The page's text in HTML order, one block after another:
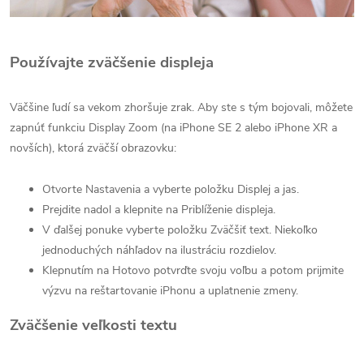
Používajte zväčšenie displeja
Väčšine ľudí sa vekom zhoršuje zrak. Aby ste s tým bojovali, môžete
zapnúť funkciu Display Zoom (na iPhone SE 2 alebo iPhone XR a
novších), ktorá zväčší obrazovku:
Otvorte Nastavenia a vyberte položku Displej a jas.
Prejdite nadol a klepnite na Priblíženie displeja.
V ďalšej ponuke vyberte položku Zväčšiť text. Niekoľko
jednoduchých náhľadov na ilustráciu rozdielov.
Klepnutím na Hotovo potvrďte svoju voľbu a potom prijmite
výzvu na reštartovanie iPhonu a uplatnenie zmeny.
Zväčšenie veľkosti textu